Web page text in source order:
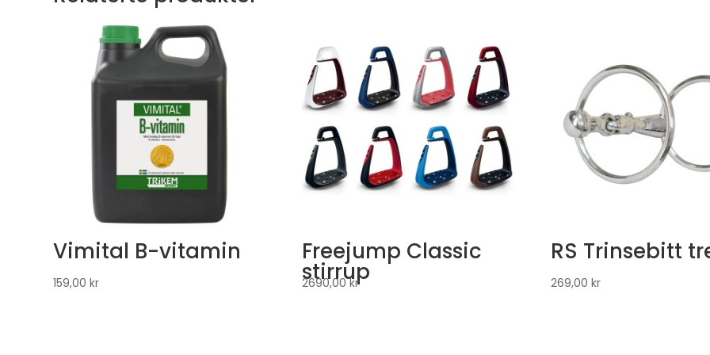
Vimital B-vitamin
159,00kr
Freejump Classic
stirrup
2690,00kr
RS Trinsebitt
269,00 kr